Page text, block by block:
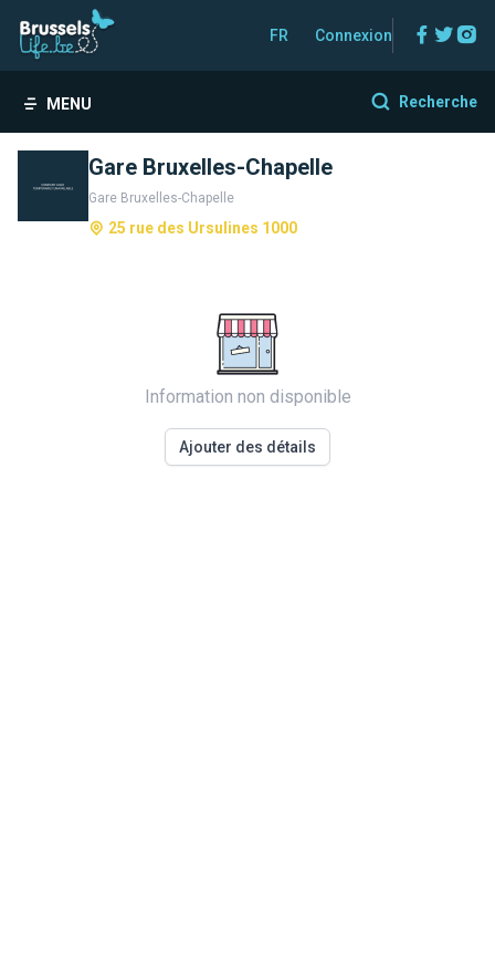
FR Connexion
MENU Recherche
Gare Bruxelles-Chapelle
Gare Bruxelles-Chapelle
25 rue des Ursulines 1000
Information non disponible
Ajouter des détails